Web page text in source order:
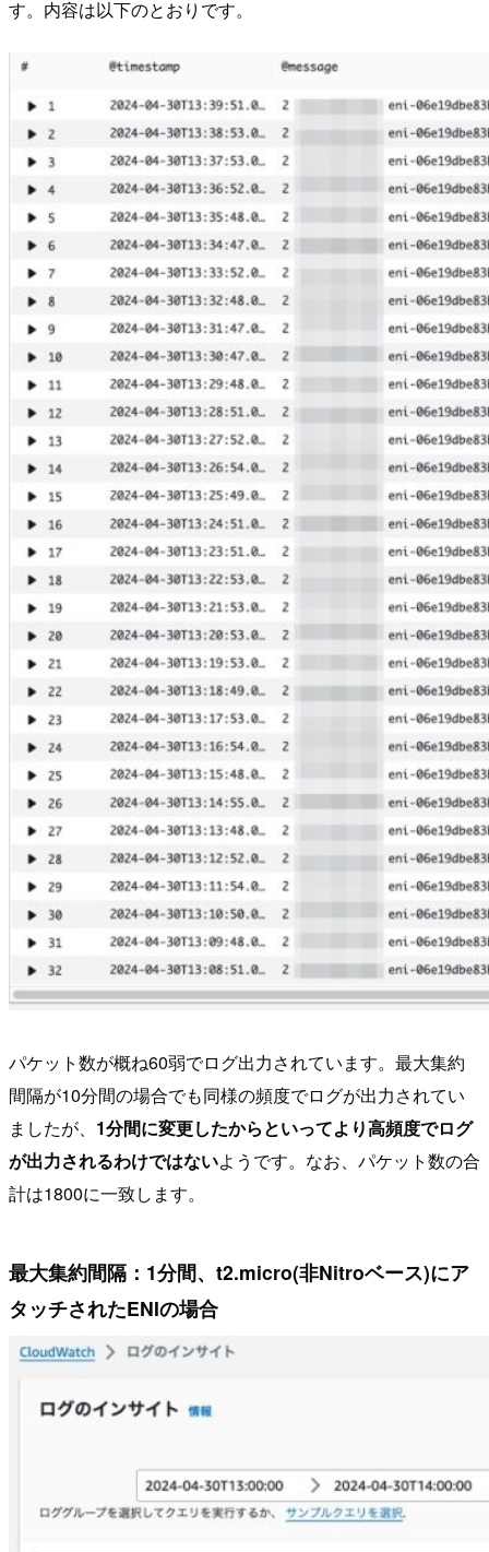
す。内容は以下のとおりです。
パケット数が概ね60弱でログ出力されています。最大集約
間隔が10分間の場合でも同様の頻度でログが出力されてい
ましたが、 1分間に変更したからといってより高頻度でログ
が出力されるわけではないようです。なお、パケット数の合
計は1800に一致します。
最大集約間隔：1分間、t2.micro(非Nitroベース)にア
タッチされたENIの場合